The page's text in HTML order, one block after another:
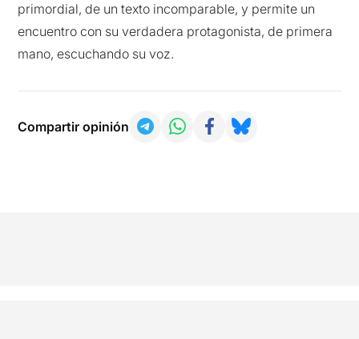
primordial, de un texto incomparable, y permite un
encuentro con su verdadera protagonista, de primera
mano, escuchando su voz.
Compartir opinión